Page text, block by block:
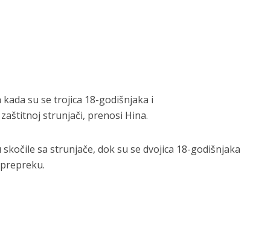
su se trojica 18-godišnjaka i
strunjači, prenosi Hina.
sa strunjače, dok su se dvojica 18-godišnjaka